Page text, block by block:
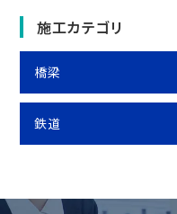
施工カテゴリ
橋梁
鉄道